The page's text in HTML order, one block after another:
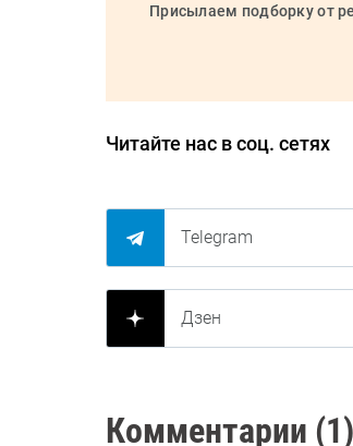
Присылаем подборку от
Читайте нас в соц. сетях
Telegram
Дзен
Комментарии (1)